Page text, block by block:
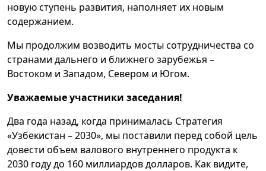
новую ступень развития, наполняет их новым
содержанием.
Мы продолжим возводить мосты сотрудничества со
странами дальнего и ближнего зарубежья –
Востоком и Западом, Севером и Югом.
Уважаемые участники заседания!
Два года назад, когда принималась Стратегия
«Узбекистан – 2030», мы поставили перед собой цель
довести объем валового внутреннего продукта к
2030 году до 160 миллиардов долларов. Как видите,